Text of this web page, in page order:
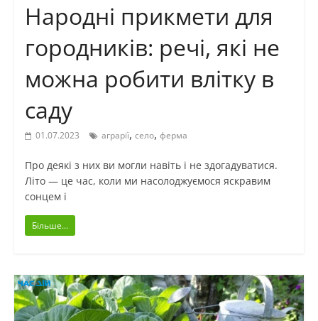
Народні прикмети для
городників: речі, які не
можна робити влітку в
саду
01.07.2023 аграрії, село, ферма
Про деякі з них ви могли навіть і не здогадуватися.
Літо — це час, коли ми насолоджуємося яскравим
сонцем і
Більше...